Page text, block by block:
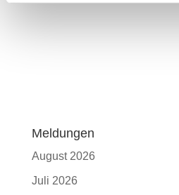
Meldungen
August 2026
Juli 2026